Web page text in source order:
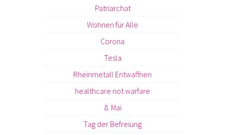
Patriarchat
Wohnen für Alle
Corona
Tesla
Rheinmetall Entwaffnen
healthcare not warfare
8. Mai
Tag der Befreiung